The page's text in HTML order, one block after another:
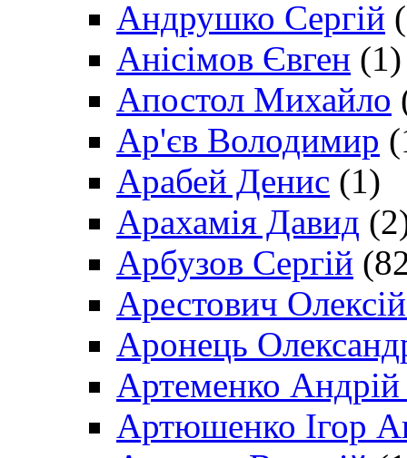
Андрушко Сергій
Анісімов Євген (1)
Апостол Михайло
Ар'єв Володимир
Арабей Денис (1)
Арахамія Давид
Арбузов Сергій
Арестович
Аронець
Артеменко Андрій
Артюшенко Ігор